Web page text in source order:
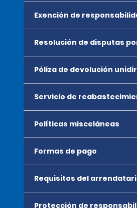
Exención de
Resolución de disputas
Póliza de devolución
Servicio de
Políticas misceláneas
Formas de pago
Requisitos del
Protección de